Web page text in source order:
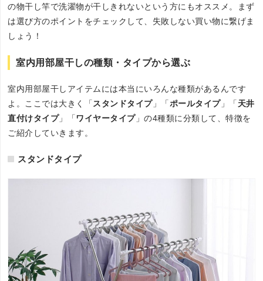
の物干し竿で洗濯物が干しきれないという方にもオススメ。まず
は選び方のポイントをチェックして、失敗しない買い物に繋げま
しょう！
室内用部屋干しの種類・タイプから選ぶ
室内用部屋干しアイテムには本当にいろんな種類があるんです
よ。ここでは大きく「 スタンドタイプ」「 ポールタイプ」「 天井
直付けタイプ」「ワイヤータイプ」の4種類に分類して、特徴を
ご紹介していきます。
スタンドタイプ